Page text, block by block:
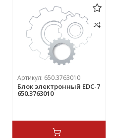
Артикул: 650.3763010
Блок электронный EDC-7
650.3763010